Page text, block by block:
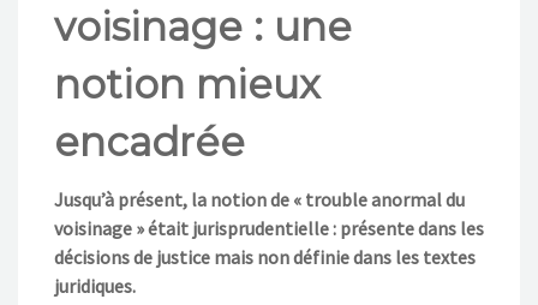
voisinage : une
notion mieux
encadrée
Jusqu’à présent, la notion de « trouble anormal du
voisinage » était jurisprudentielle : présente dans les
décisions de justice mais non définie dans les textes
juridiques.